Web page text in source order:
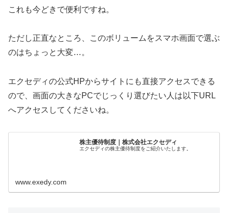
これも今どきで便利ですね。
ただし正直なところ、このボリュームをスマホ画面で選ぶ
のはちょっと大変…。
エクセディの公式HPからサイトにも直接アクセスできる
ので、画面の大きなPCでじっくり選びたい人は以下URL
へアクセスしてくださいね。
株主優待制度｜株式会社エクセディ
エクセディの株主優待制度をご紹介いたします。
www.exedy.com